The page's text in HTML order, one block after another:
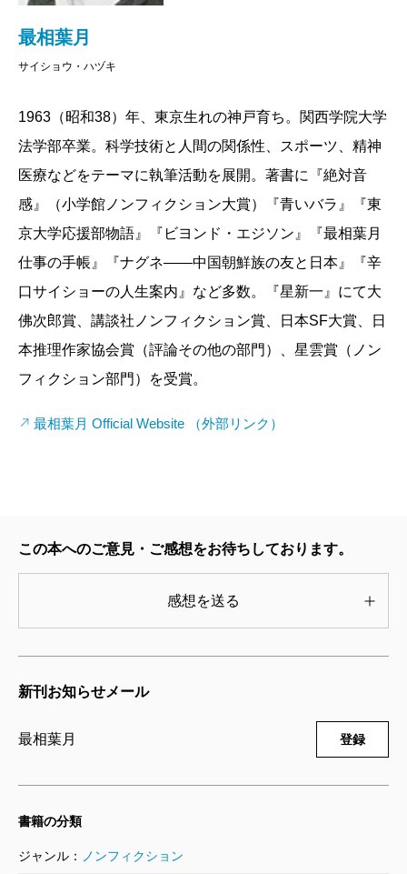
最相葉月
サイショウ・ハヅキ
1963（昭和38）年、東京生れの神戸育ち。関西学院大学
法学部卒業。科学技術と人間の関係性、スポーツ、精神
医療などをテーマに執筆活動を展開。著書に『絶対音
感』（小学館ノンフィクション大賞）『青いバラ』『東
京大学応援部物語』『ビヨンド・エジソン』『最相葉月
仕事の手帳』『ナグネ――中国朝鮮族の友と日本』『辛
口サイショーの人生案内』など多数。『星新一』にて大
佛次郎賞、講談社ノンフィクション賞、日本SF大賞、日
本推理作家協会賞（評論その他の部門）、星雲賞（ノン
フィクション部門）を受賞。
最相葉月 Official Website （外部リンク）
この本へのご意見・ご感想をお待ちしております。
感想を送る
新刊お知らせメール
最相葉月 登録
書籍の分類
ジャンル： ノンフィクション